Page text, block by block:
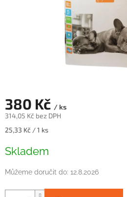
380 Kč / ks
314,05 Kč bez DPH
Měrná
25,33 Kč / 1 ks
Skladem
Můžeme doručit do: 12.8.2026